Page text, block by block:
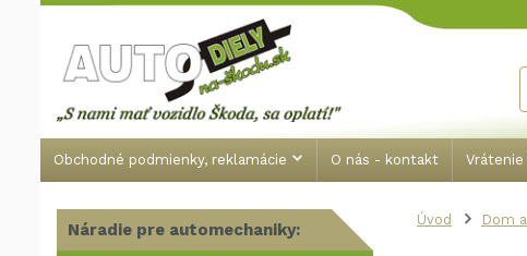
Obchodné podmienky, reklamácie O nás - kontakt
Náradie pre automechaniky: Úvod Dom